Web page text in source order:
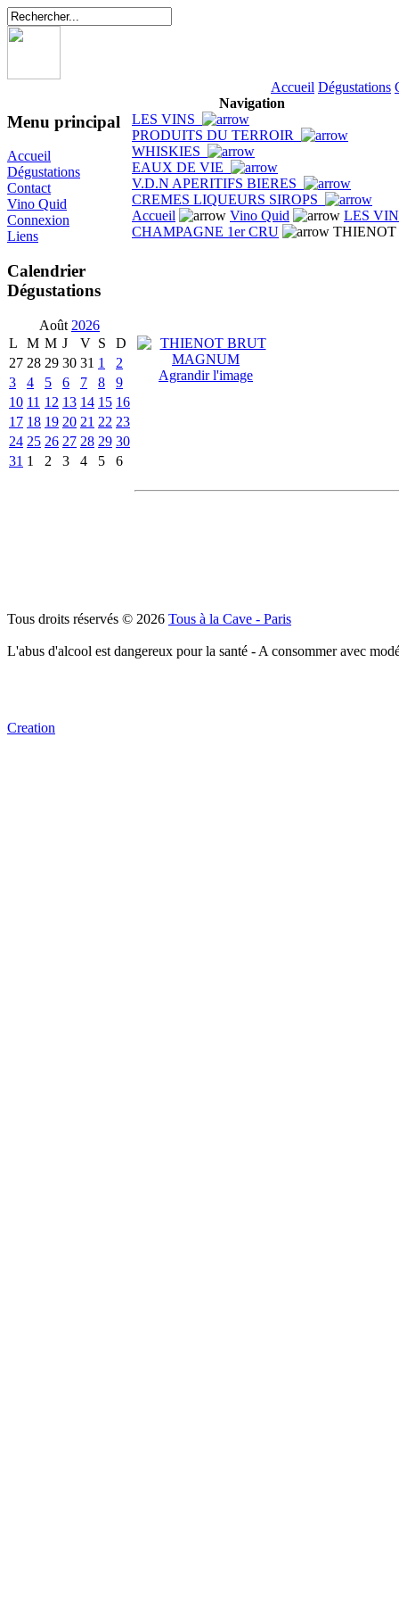
Accueil Dégustations
Menu principal
Accueil
Dégustations
Contact
Vino Quid
Connexion
Liens
Calendrier
Dégustations
Août 2026
L
M M J V S
D
27 28 29 30 31 1
2
3
4 5 6 7 8
9
10 11 12 13 14 15 16
17 18 19 20 21 22 23
24 25 26 27 28 29 30
31 1 2 3 4 5 6
Navigation
LES VINS
PRODUITS DU TERROIR
WHISKIES
EAUX DE VIE
V.D.N APERITIFS BIERES
CREMES LIQUEURS SIROPS
Accueil
Vino Quid
LES
CHAMPAGNE 1er CRU
Agrandir l'image
Tous droits réservés © 2026 Tous à la Cave - Paris
L'abus d'alcool est dangereux pour la santé - A consommer avec
Creation